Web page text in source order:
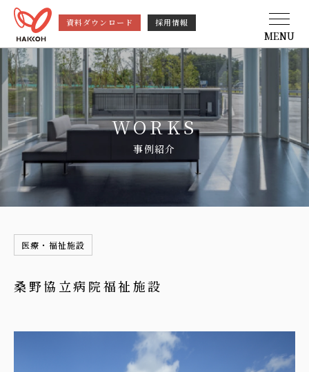
資料ダウンロード 採用情報
MENU
WORKS
事例紹介
医療・福祉施設
桑野協立病院福祉施設